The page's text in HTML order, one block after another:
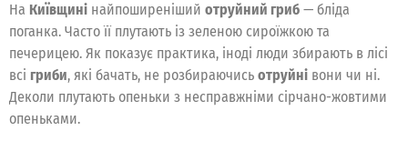
На Київщині найпоширеніший отруйний гриб — бліда
поганка. Часто її плутають із зеленою сироїжкою та
печерицею. Як показує практика, іноді люди збирають в лісі
всі гриби, які бачать, не розбираючись отруйні вони чи ні.
Деколи плутають опеньки з несправжніми сірчано-жовтими
опеньками.